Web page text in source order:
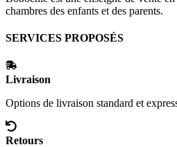
chambres des enfants et des parents.
SERVICES PROPOSÉS
Livraison
Options de livraison standard et
Retours